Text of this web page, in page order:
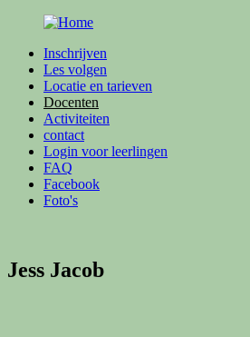
Overslaan en naar de inhoud gaan
Inschrijven
Les volgen
Locatie en tarieven
Docenten
Activiteiten
contact
Login voor leerlingen
FAQ
Facebook
Foto's
Jess Jacob